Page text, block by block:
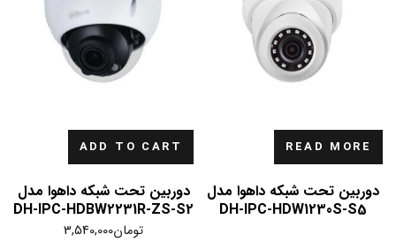
READ MORE
دوربین تحت شبکه داهوا مدل
DH-IPC-HDW1230S-S5
ADD TO CART
دوربین تحت شبکه داهوا مدل
DH-IPC-HDBW2231R-ZS-S2
تومان3,540,000